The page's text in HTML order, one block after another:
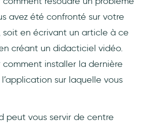
avez été confronté sur votre
soit en écrivant un article à ce
créant un didacticiel vidéo.
comment installer la dernière
sur laquelle vous
peut vous servir de centre